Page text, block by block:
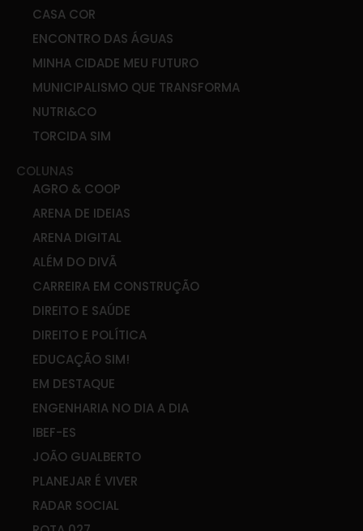
CASA COR
ENCONTRO DAS ÁGUAS
MINHA CIDADE MEU FUTURO
MUNICIPALISMO QUE TRANSFORMA
NUTRI&CO
TORCIDA SIM
COLUNAS
AGRO & COOP
ARENA DE IDEIAS
ARENA DIGITAL
ALÉM DO DIVÃ
CARREIRA EM CONSTRUÇÃO
DIREITO E SAÚDE
DIREITO E POLÍTICA
EDUCAÇÃO SIM!
EM DESTAQUE
ENGENHARIA NO DIA A DIA
IBEF-ES
JOÃO GUALBERTO
PLANEJAR É VIVER
RADAR SOCIAL